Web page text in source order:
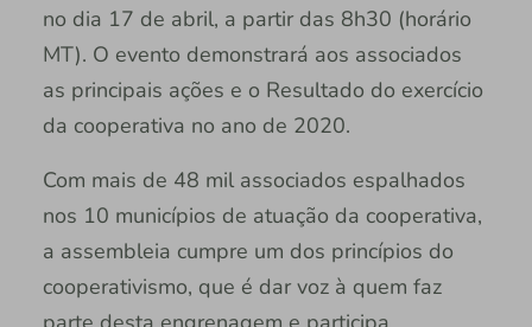
no dia 17 de abril, a partir das 8h30 (horário
MT). O evento demonstrará aos associados
as principais ações e o Resultado do exercício
da cooperativa no ano de 2020.
Com mais de 48 mil associados espalhados
nos 10 municípios de atuação da cooperativa,
a assembleia cumpre um dos princípios do
cooperativismo, que é dar voz à quem faz